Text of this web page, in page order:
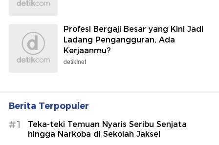
Profesi Bergaji Besar yang Kini Jadi
Ladang Pengangguran, Ada
Kerjaanmu?
detikInet
Berita Terpopuler
#1
Teka-teki Temuan Nyaris Seribu Senjata
hingga Narkoba di Sekolah Jaksel